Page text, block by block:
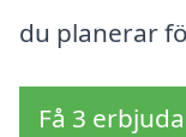
du planerar
Få 3